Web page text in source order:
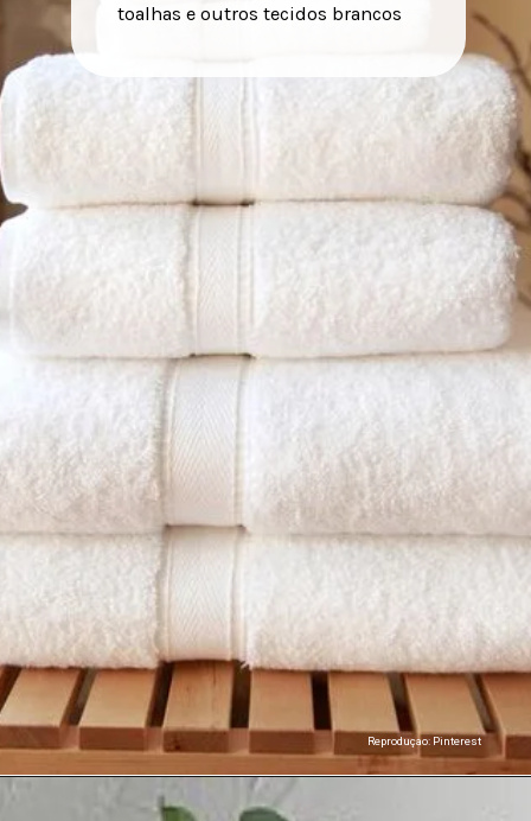
toalhas e outros tecidos brancos
Reproduçao: Pinterest